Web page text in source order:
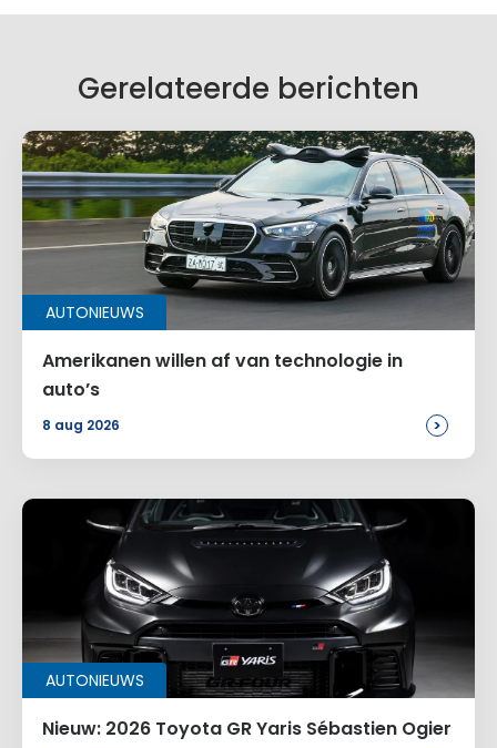
Gerelateerde berichten
AUTONIEUWS
Amerikanen willen af van technologie in
auto’s
8 aug 2026 >
AUTONIEUWS
Nieuw: 2026 Toyota GR Yaris Sébastien Ogier